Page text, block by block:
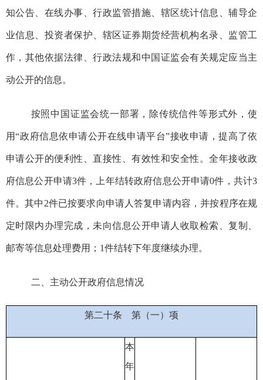
知公告、在线办事、行政监管措施、辖区统计信息、辅导企
业信息、投资者保护、辖区证券期货经营机构名录、监管工
作， 其他依据法律、行政法规和中国证监会有关规定应当主
动公开的信息。
按照中国证监会统一部署，除传统信件等形式外，使
用“政府信息依申请公开在线申请平台”接收申请，提高了依
申请公开的便利性、直接性、有效性和安全性。全年接收政
府信息公开申请3件，上年结转政府信息公开申请0件，共计3
件。其中2件已按要求向申请人答复申请内容，并按程序在规
定时限内办理完成，未向信息公开申请人收取检索、复制、
邮寄等信息处理费用 ；1件结转下年度继续办理。
二、主动公开政府信息情况
第二十条 第（一）项
本
年